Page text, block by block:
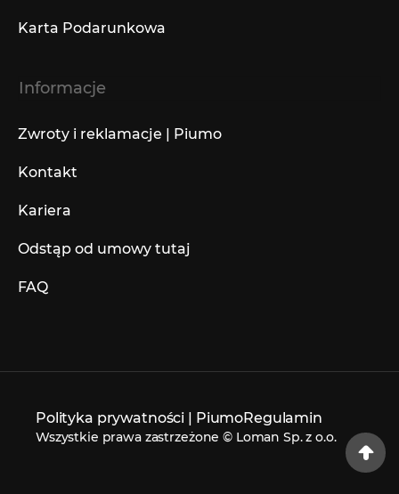
Karta Podarunkowa
Informacje
Zwroty i reklamacje | Piumo
Kontakt
Kariera
Odstąp od umowy tutaj
FAQ
Polityka prywatności | PiumoRegulamin
Wszystkie prawa zastrzeżone © Loman Sp. z o.o.